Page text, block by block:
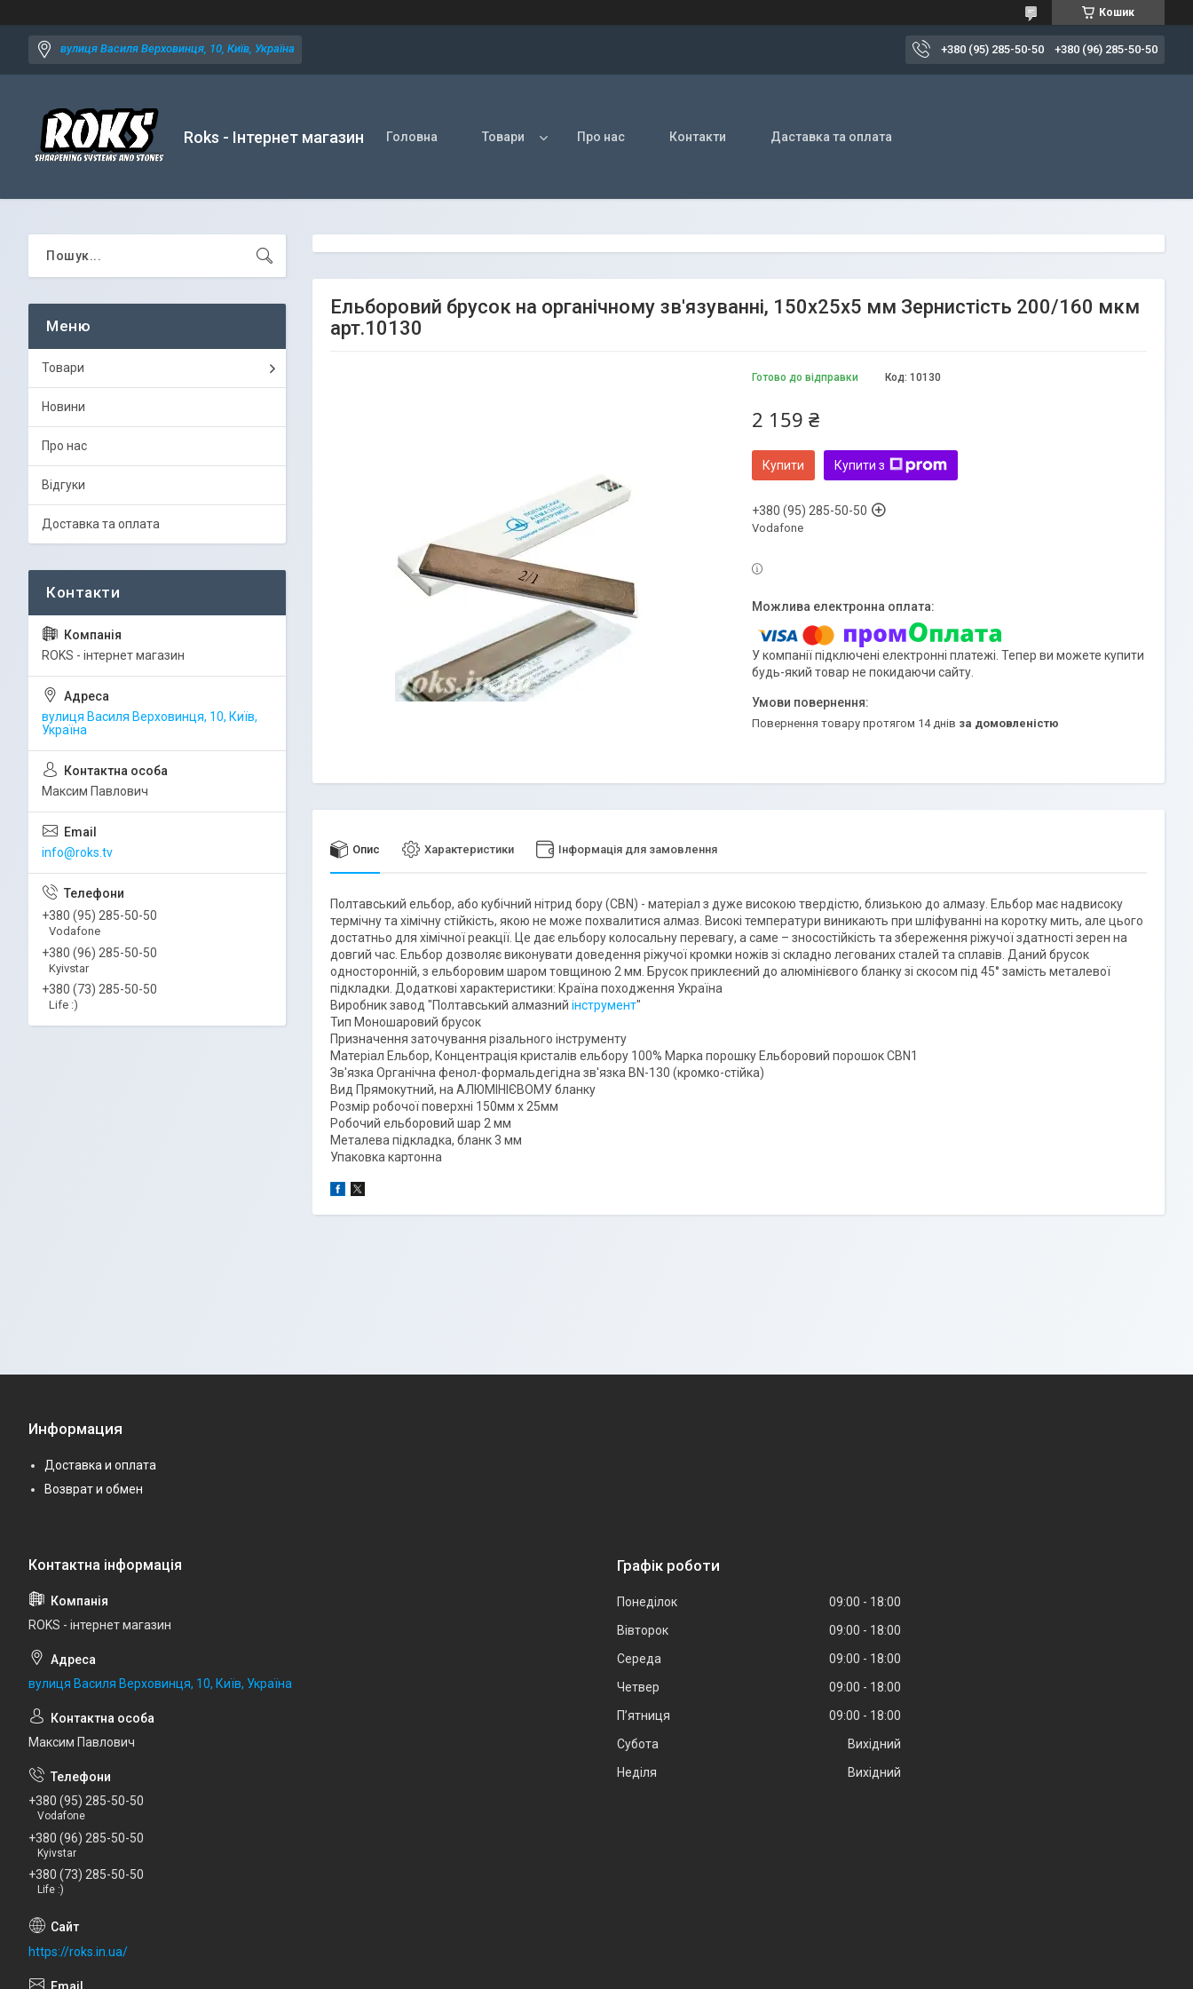
Кошик
вулиця Василя Верховинця, 10, Київ, Україна +380 (95) 285-50-50 +380 (96) 285-50-50
Roks - Інтернет магазин Головна Товари Про нас Контакти Даставка та оплата
Ельборовий брусок на органічному зв'язуванні, 150х25х5 мм Зернистість 200/160 мкм
арт.10130
Готово до відправки Код: 10130
2 159 ₴
Купити Купити з
+380 (95) 285-50-50
Vodafone
У компанії підключені електронні платежі. Тепер ви можете купити
будь-який товар не покидаючи сайту.
повернення товару протягом 14 днів за домовленістю
Опис Характеристики Інформація для замовлення
Полтавський ельбор, або кубічний нітрид бору (CBN) - матеріал з дуже високою твердістю, близькою до алмазу. Ельбор має надвисоку
термічну та хімічну стійкість, якою не може похвалитися алмаз. Високі температури виникають при шліфуванні на коротку мить, але цього
достатньо для хімічної реакції. Це дає ельбору колосальну перевагу, а саме – зносостійкість та збереження ріжучої здатності зерен на
довгий час. Ельбор дозволяє виконувати доведення ріжучої кромки ножів зі складно легованих сталей та сплавів. Даний брусок
односторонній, з ельборовим шаром товщиною 2 мм. Брусок приклеєний до алюмінієвого бланку зі скосом під 45° замість металевої
підкладки. Додаткові характеристики: Країна походження Україна
Виробник завод "Полтавський алмазний інструмент"
Тип Моношаровий брусок
Призначення заточування різального інструменту
Матеріал Ельбор, Концентрація кристалів ельбору 100% Марка порошку Ельборовий порошок CBN1
Зв'язка Органічна фенол-формальдегідна зв'язка ВN-130 (кромко-стійка)
Вид Прямокутний, на АЛЮМІНІЄВОМУ бланку
Розмір робочої поверхні 150мм х 25мм
Робочий ельборовий шар 2 мм
Металева підкладка, бланк 3 мм
Упаковка картонна
Товари
Новини
Про нас
Відгуки
Доставка та оплата
ROKS - інтернет магазин
вулиця Василя Верховинця, 10, Київ,
Україна
Максим Павлович
info@roks.tv
+380 (95) 285-50-50
Vodafone
+380 (96) 285-50-50
Kyivstar
+380 (73) 285-50-50
Life :)
Информация
Доставка и оплата
Возврат и обмен
ROKS - інтернет магазин
вулиця Василя Верховинця, 10, Київ, Україна
Максим Павлович
+380 (95) 285-50-50
Vodafone
+380 (96) 285-50-50
Kyivstar
+380 (73) 285-50-50
Life :)
https://roks.in.ua/
Графік роботи
Понеділок 09:00
18:00
Вівторок
09:00
18:00
Середа
09:00
18:00
Четвер
09:00
18:00
Пʼятниця
09:00
18:00
Субота
Вихідний
Неділя
Вихідний